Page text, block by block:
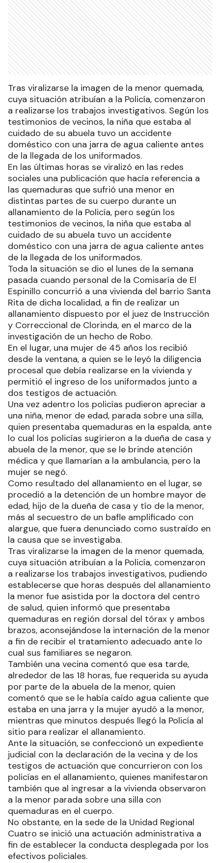
Tras viralizarse la imagen de la menor quemada,
cuya situación atribuían a la Policía, comenzaron
a realizarse los trabajos investigativos. Según los
testimonios de vecinos, la niña que estaba al
cuidado de su abuela tuvo un accidente
doméstico con una jarra de agua caliente antes
de la llegada de los uniformados.
En las últimas horas se viralizó en las redes
sociales una publicación que hacía referencia a
las quemaduras que sufrió una menor en
distintas partes de su cuerpo durante un
allanamiento de la Policía, pero según los
testimonios de vecinos, la niña que estaba al
cuidado de su abuela tuvo un accidente
doméstico con una jarra de agua caliente antes
de la llegada de los uniformados.
Toda la situación se dio el lunes de la semana
pasada cuando personal de la Comisaría de El
Espinillo concurrió a una vivienda del barrio Santa
Rita de dicha localidad, a fin de realizar un
allanamiento dispuesto por el juez de Instrucción
y Correccional de Clorinda, en el marco de la
investigación de un hecho de Robo.
En el lugar, una mujer de 45 años los recibió
desde la ventana, a quien se le leyó la diligencia
procesal que debía realizarse en la vivienda y
permitió el ingreso de los uniformados junto a
dos testigos de actuación.
Una vez adentro los policías pudieron apreciar a
una niña, menor de edad, parada sobre una silla,
quien presentaba quemaduras en la espalda, ante
lo cual los policías sugirieron a la dueña de casa y
abuela de la menor, que se le brinde atención
médica y que llamarían a la ambulancia, pero la
mujer se negó.
Como resultado del allanamiento en el lugar, se
procedió a la detención de un hombre mayor de
edad, hijo de la dueña de casa y tío de la menor,
más al secuestro de un bafle amplificado con
alargue, que fuera denunciado como sustraído en
la causa que se investigaba.
Tras viralizarse la imagen de la menor quemada,
cuya situación atribuían a la Policía, comenzaron
a realizarse los trabajos investigativos, pudiendo
establecerse que horas después del allanamiento
la menor fue asistida por la doctora del centro
de salud, quien informó que presentaba
quemaduras en región dorsal del tórax y ambos
brazos, aconsejándose la internación de la menor
a fin de recibir el tratamiento adecuado ante lo
cual sus familiares se negaron.
También una vecina comentó que esa tarde,
alrededor de las 18 horas, fue requerida su ayuda
por parte de la abuela de la menor, quien
comentó que se le había caído agua caliente que
estaba en una jarra y la mujer ayudó a la menor,
mientras que minutos después llegó la Policía al
sitio para realizar el allanamiento.
Ante la situación, se confeccionó un expediente
judicial con la declaración de la vecina y de los
testigos de actuación que concurrieron con los
policías en el allanamiento, quienes manifestaron
también que al ingresar a la vivienda observaron
a la menor parada sobre una silla con
quemaduras en el cuerpo.
No obstante, en la sede de la Unidad Regional
Cuatro se inició una actuación administrativa a
fin de establecer la conducta desplegada por los
efectivos policiales.